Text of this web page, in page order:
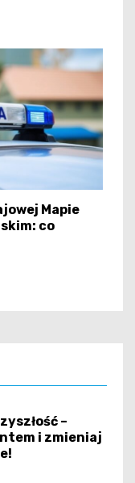
Mapie
co
–
i zmieniaj